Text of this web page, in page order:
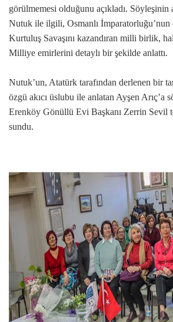
görülmemesi olduğunu açıkladı. Söyleşinin
Nutuk ile ilgili, Osmanlı İmparatorluğu’nun
Kurtuluş Savaşını kazandıran milli birlik,
Milliye emirlerini detaylı bir şekilde anlattı.
Nutuk’un, Atatürk tarafından derlenen bir
özgü akıcı üslubu ile anlatan Ayşen Arıç’a
Erenköy Gönüllü Evi Başkanı Zerrin Sevil
sundu.